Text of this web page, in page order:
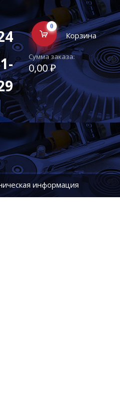
0
Корзина
Сумма заказа:
0,00 ₽
информация